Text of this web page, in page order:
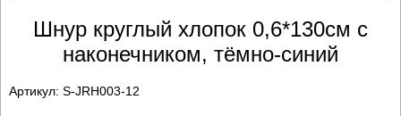
Шнур круглый хлопок 0,6*130см с
наконечником, тёмно-синий
Артикул: S-JRH003-12